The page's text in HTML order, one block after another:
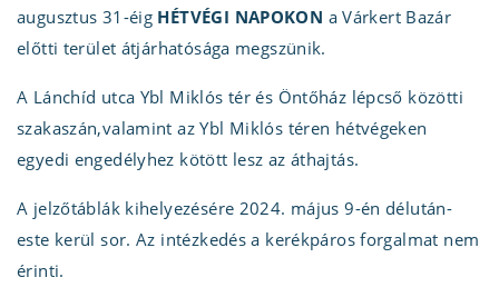
augusztus 31-éig HÉTVÉGI NAPOKON a Várkert Bazár
előtti terület átjárhatósága megszünik.
A Lánchíd utca Ybl Miklós tér és Öntőház lépcső közötti
szakaszán,valamint az Ybl Miklós téren hétvégeken
egyedi engedélyhez kötött lesz az áthajtás.
A jelzőtáblák kihelyezésére 2024. május 9-én délután-
este kerül sor. Az intézkedés a kerékpáros forgalmat nem
érinti.